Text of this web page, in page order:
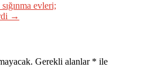
evleri;
→
Gerekli alanlar * ile